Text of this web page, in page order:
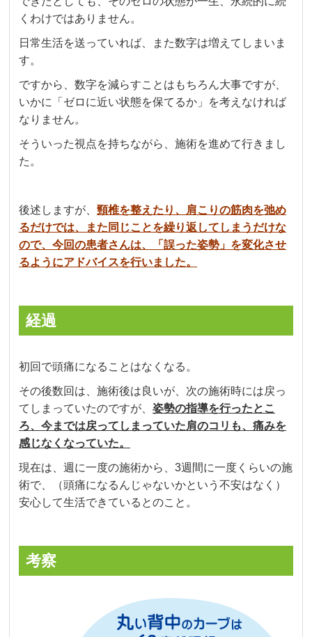
くわけではありません。
日常生活を送っていれば、また数字は増えてしまいま
す。
ですから、数字を減らすことはもちろん大事ですが、
いかに「ゼロに近い状態を保てるか」を考えなければ
なりません。
そういった視点を持ちながら、施術を進めて行きまし
た。
後述しますが、頸椎を整えたり、肩こりの筋肉を弛め
るだけでは、また同じことを繰り返してしまうだけな
ので、今回の患者さんは、「誤った姿勢」を変化させ
るようにアドバイスを行いました。
経過
初回で頭痛になることはなくなる。
その後数回は、施術後は良いが、次の施術時には戻っ
てしまっていたのですが、姿勢の指導を行ったとこ
ろ、今までは戻ってしまっていた肩のコリも、痛みを
感じなくなっていた。
現在は、週に一度の施術から、3週間に一度くらいの施
術で、（頭痛になるんじゃないかという不安はなく）
安心して生活できているとのこと。
考察